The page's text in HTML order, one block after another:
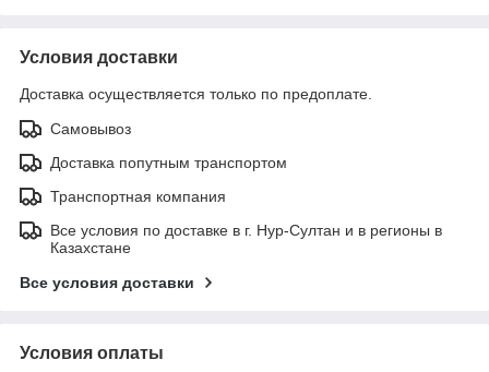
Условия доставки
Доставка осуществляется только по предоплате.
Самовывоз
Доставка попутным транспортом
Транспортная компания
Все условия по доставке в г. Нур-Султан и в регионы в
Казахстане
Все условия доставки
Условия оплаты